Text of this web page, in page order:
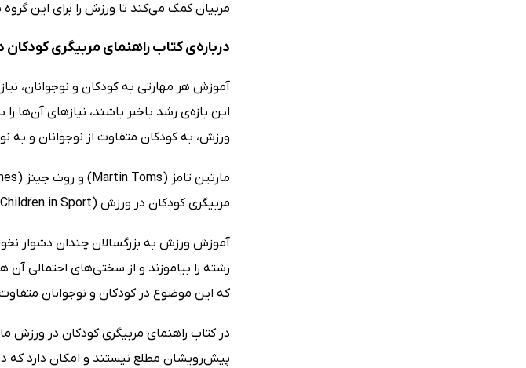
مربیان کمک می‌کند تا ورزش را برای این
درباره‌ی کتاب راهنمای مربیگری
آموزش هر مهارتی به کودکان و نوجوانان،
این بازه‌ی رشد باخبر باشند، نیازهای
ورزش، به کودکان متفاوت از نوجوانان و به
مربیگری کودکان در ورزش (Routledge Handbook of Coaching Children in Sport) این ظرافت‌ها را آموزش می‌دهند.
آموزش ورزش به بزرگسالان چندان دشوار
رشته را بیاموزند و از سختی‌های احتمالی
که این موضوع در کودکان و نوجوانان
در کتاب راهنمای مربیگری کودکان در ورزش
پیش‌رویشان مطلع نیستند و امکان دارد که